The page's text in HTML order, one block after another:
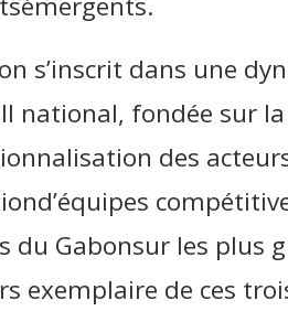
s’inscrit dans une
national, fondée sur
des
du Gabonsur les plus
exemplaire de ces